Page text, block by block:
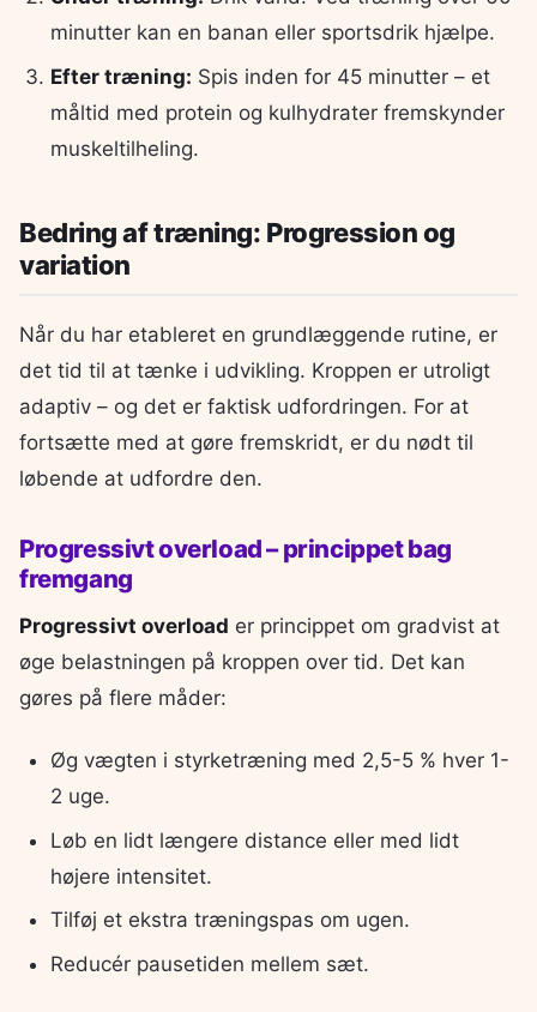
minutter kan en banan eller sportsdrik hjælpe.
Efter træning: Spis inden for 45 minutter – et
måltid med protein og kulhydrater fremskynder
muskeltilheling.
Bedring af træning: Progression og
variation
Når du har etableret en grundlæggende rutine, er
det tid til at tænke i udvikling. Kroppen er utroligt
adaptiv – og det er faktisk udfordringen. For at
fortsætte med at gøre fremskridt, er du nødt til
løbende at udfordre den.
Progressivt overload – princippet bag
fremgang
Progressivt overload er princippet om gradvist at
øge belastningen på kroppen over tid. Det kan
gøres på flere måder:
Øg vægten i styrketræning med 2,5-5 % hver 1-
2 uge.
Løb en lidt længere distance eller med lidt
højere intensitet.
Tilføj et ekstra træningspas om ugen.
Reducér pausetiden mellem sæt.